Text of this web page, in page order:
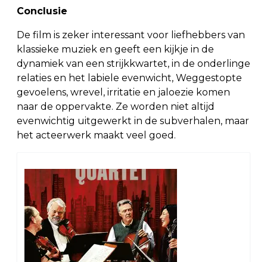
Conclusie
De film is zeker interessant voor liefhebbers van
klassieke muziek en geeft een kijkje in de
dynamiek van een strijkkwartet, in de onderlinge
relaties en het labiele evenwicht, Weggestopte
gevoelens, wrevel, irritatie en jaloezie komen
naar de oppervakte. Ze worden niet altijd
evenwichtig uitgewerkt in de subverhalen, maar
het acteerwerk maakt veel goed.